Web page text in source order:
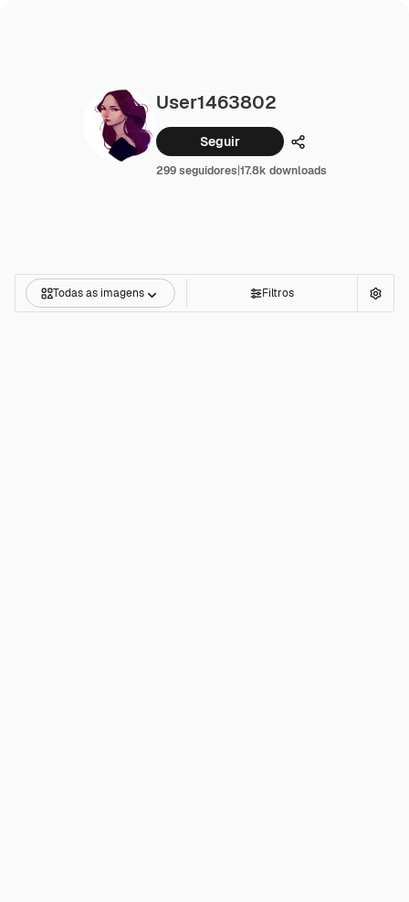
User1463802
Seguir Compartilhar
299 seguidores|17.8k downloads
Todas as imagens Filtros